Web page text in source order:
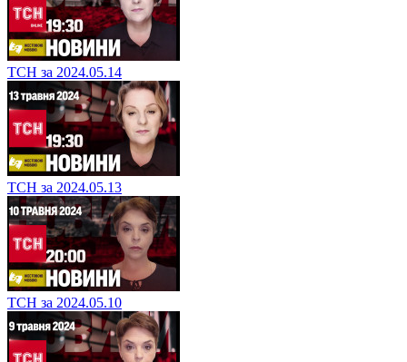
ТСН за 2024.05.14
ТСН за 2024.05.13
ТСН за 2024.05.10